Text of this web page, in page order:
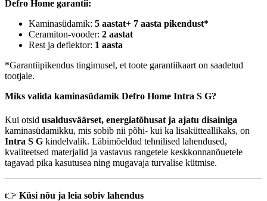
Defro Home garantii:
Kaminasüdamik: 5 aastat+ 7 aasta pikendust*
Ceramiton-vooder: 2 aastat
Rest ja deflektor: 1 aasta
*Garantiipikendus tingimusel, et toote garantiikaart on saadetud
tootjale.
Miks valida kaminasüdamik Defro Home Intra S G?
Kui otsid usaldusväärset, energiatõhusat ja ajatu disainiga
kaminasüdamikku, mis sobib nii põhi- kui ka lisakütteallikaks, on
Intra S G kindelvalik. Läbimõeldud tehnilised lahendused,
kvaliteetsed materjalid ja vastavus rangetele keskkonnanõuetele
tagavad pika kasutusea ning mugavaja turvalise kütmise.
👉 Küsi nõu ja leia sobiv lahendus